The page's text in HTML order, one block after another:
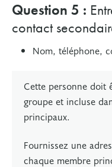
Question 5 :
contact
Nom, téléphone,
Cette personne doit
groupe et incluse
principaux.
Fournissez une
chaque membre